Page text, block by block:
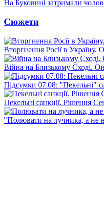
На Буковині затримали
Сюжети
Вторгнення Росії в Україну.
Війна на Близькому Сході.
Підсумки 07.08: "Пекельні"
Пекельні санкції. Рішення
"Полювати на лучника, а не